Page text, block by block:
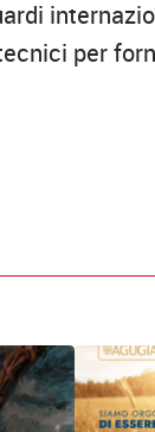
per